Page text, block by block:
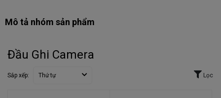
Mô tả nhóm sản phẩm
Đầu Ghi Camera
Sắp xếp: Thứ tự Lọc